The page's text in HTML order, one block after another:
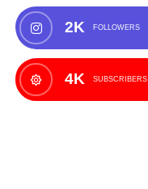
2K FOLLOWERS
4K SUBSCRIBERS